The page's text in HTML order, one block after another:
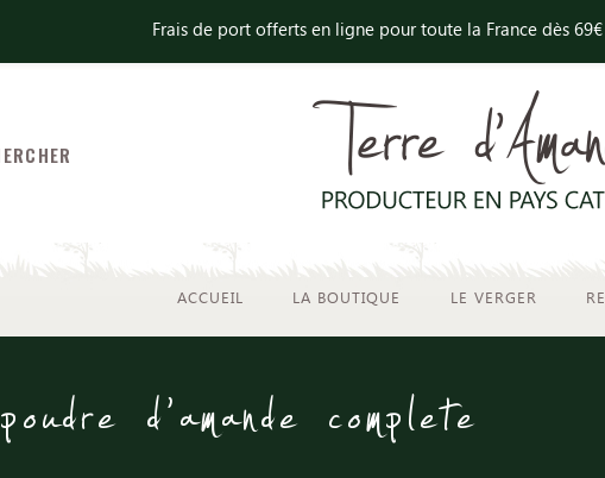
ACCUEIL LA BOUTIQUE LE VERGER
poudre d'amande complete
Frais de port offerts en ligne pour toute la France dès